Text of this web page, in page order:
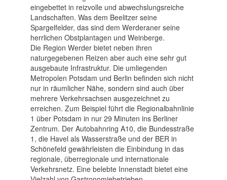
eingebettet in reizvolle und abwechslungsreiche
Landschaften. Was dem Beelitzer seine
Spargelfelder, das sind dem Werderaner seine
herrlichen Obstplantagen und Weinberge.
Die Region Werder bietet neben ihren
naturgegebenen Reizen aber auch eine sehr gut
ausgebaute Infrastruktur. Die umliegenden
Metropolen Potsdam und Berlin befinden sich nicht
nur in räumlicher Nähe, sondern sind auch über
mehrere Verkehrsachsen ausgezeichnet zu
erreichen. Zum Beispiel führt die Regionalbahnlinie
1 über Potsdam in nur 29 Minuten ins Berliner
Zentrum. Der Autobahnring A10, die Bundesstraße
1, die Havel als Wasserstraße und der BER in
Schönefeld gewährleisten die Einbindung in das
regionale, überregionale und internationale
Verkehrsnetz. Eine belebte Innenstadt bietet eine